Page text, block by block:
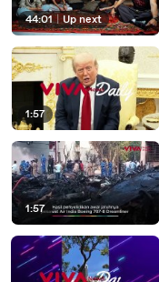
44:01 | Up next
1:57
1:57